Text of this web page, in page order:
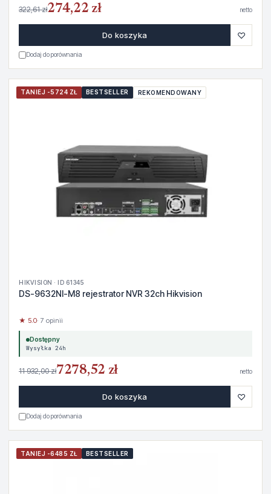
322,61 zł274,22 zł netto
Do koszyka ♡
Dodaj do porównania
TANIEJ -5724 ZŁ BESTSELLER REKOMENDOWANY
HIKVISION · ID 61345
DS-9632NI-M8 rejestrator NVR 32ch Hikvision
★ 5.0· 7 opinii
Dostępny
Wysyłka 24h
11 932,00 zł7278,52 zł netto
Do koszyka ♡
Dodaj do porównania
TANIEJ -6485 ZŁ BESTSELLER